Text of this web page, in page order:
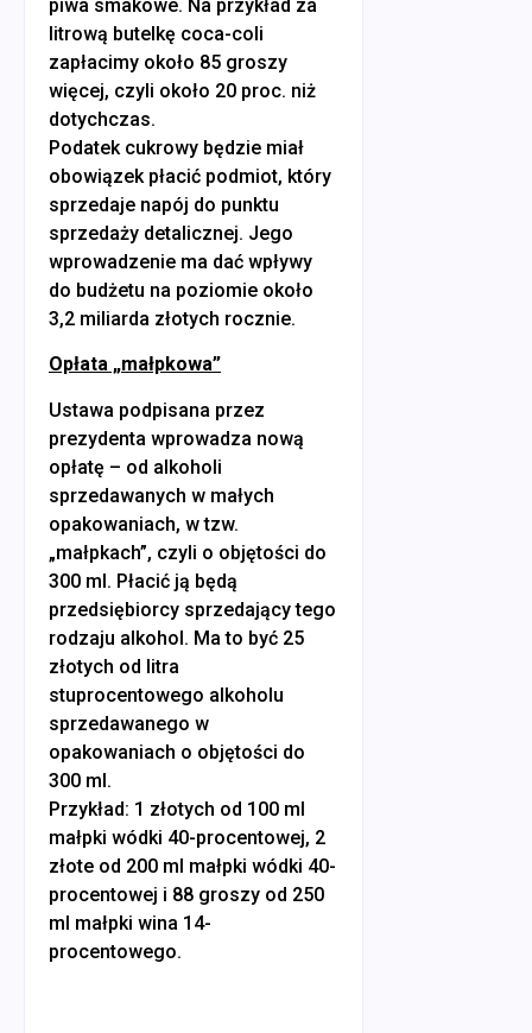
piwa smakowe. Na przykład za
litrową butelkę coca-coli
zapłacimy około 85 groszy
więcej, czyli około 20 proc. niż
dotychczas.
Podatek cukrowy będzie miał
obowiązek płacić podmiot, który
sprzedaje napój do punktu
sprzedaży detalicznej. Jego
wprowadzenie ma dać wpływy
do budżetu na poziomie około
3,2 miliarda złotych rocznie.
Opłata „małpkowa”
Ustawa podpisana przez
prezydenta wprowadza nową
opłatę – od alkoholi
sprzedawanych w małych
opakowaniach, w tzw.
„małpkach”, czyli o objętości do
300 ml. Płacić ją będą
przedsiębiorcy sprzedający tego
rodzaju alkohol. Ma to być 25
złotych od litra
stuprocentowego alkoholu
sprzedawanego w
opakowaniach o objętości do
300 ml.
Przykład: 1 złotych od 100 ml
małpki wódki 40-procentowej, 2
złote od 200 ml małpki wódki 40-
procentowej i 88 groszy od 250
ml małpki wina 14-
procentowego.